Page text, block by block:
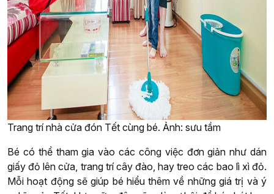
Trang trí nhà cửa đón Tết cùng bé. Ảnh: sưu tầm
Bé có thể tham gia vào các công việc đơn giản như dán
giấy đỏ lên cửa, trang trí cây đào, hay treo các bao lì xì đỏ.
Mỗi hoạt động sẽ giúp bé hiểu thêm về những giá trị và ý